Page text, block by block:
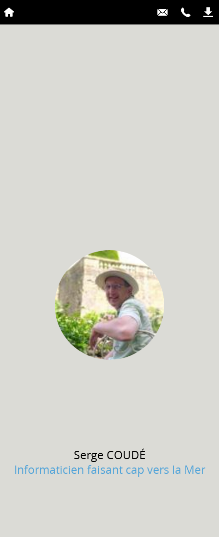
Serge COUDÉ
Informaticien faisant cap vers la Mer